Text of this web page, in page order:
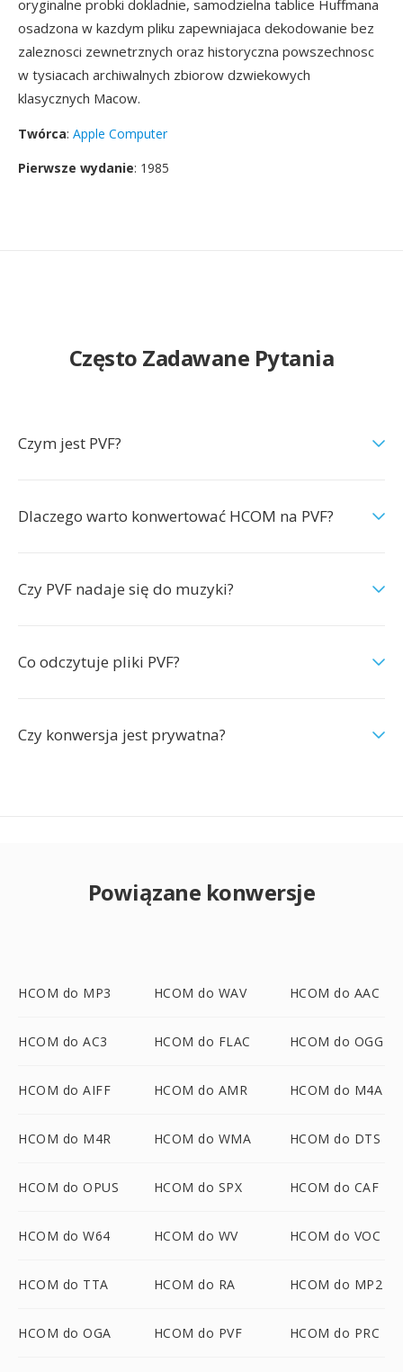
oryginalne probki dokladnie, samodzielna tablice Huffmana
osadzona w kazdym pliku zapewniajaca dekodowanie bez
zaleznosci zewnetrznych oraz historyczna powszechnosc
w tysiacach archiwalnych zbiorow dzwiekowych
klasycznych Macow.
Twórca: Apple Computer
Pierwsze wydanie: 1985
Często Zadawane Pytania
Czym jest PVF?
Dlaczego warto konwertować HCOM na PVF?
Czy PVF nadaje się do muzyki?
Co odczytuje pliki PVF?
Czy konwersja jest prywatna?
Powiązane konwersje
HCOM do MP3 HCOM do WAV HCOM do AAC
HCOM do AC3 HCOM do FLAC HCOM do OGG
HCOM do AIFF HCOM do AMR HCOM do M4A
HCOM do M4R HCOM do WMA HCOM do DTS
HCOM do OPUS HCOM do SPX HCOM do CAF
HCOM do W64 HCOM do WV HCOM do VOC
HCOM do TTA HCOM do RA HCOM do MP2
HCOM do OGA HCOM do PVF HCOM do PRC